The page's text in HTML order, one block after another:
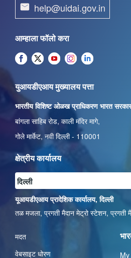
email help@uidai.gov.in
आम्हाला फॉलो करा
युआयडीएआय मुख्यालय पत्ता
भारतीय विशिष्ट ओळख प्राधिकरण भारत
बांगला साहिब रोड, काली मंदिर मागे,
गोले मार्केट, नवी दिल्ली - 110001
क्षेत्रीय कार्यालय
यूआयडीएआय प्रादेशिक कार्यालय, दिल्ली
तळ मजला, प्रगती मैदान मेट्रो स्टेशन, प्रगती
मदत
वेबसाइट धोरण